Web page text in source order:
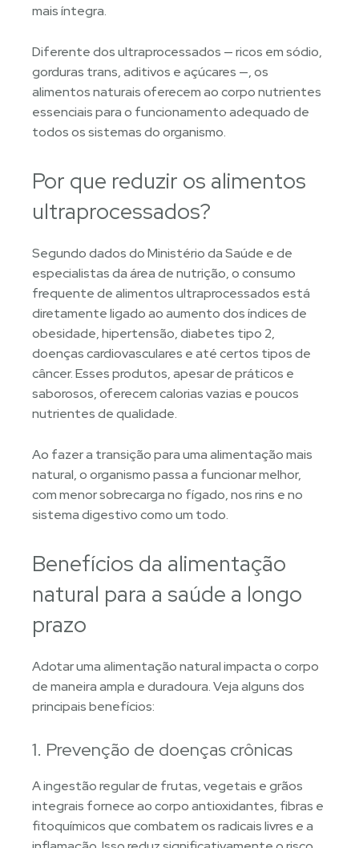
mais íntegra.
Diferente dos ultraprocessados — ricos em sódio,
gorduras trans, aditivos e açúcares —, os
alimentos naturais oferecem ao corpo nutrientes
essenciais para o funcionamento adequado de
todos os sistemas do organismo.
Por que reduzir os alimentos
ultraprocessados?
Segundo dados do Ministério da Saúde e de
especialistas da área de nutrição, o consumo
frequente de alimentos ultraprocessados está
diretamente ligado ao aumento dos índices de
obesidade, hipertensão, diabetes tipo 2,
doenças cardiovasculares e até certos tipos de
câncer. Esses produtos, apesar de práticos e
saborosos, oferecem calorias vazias e poucos
nutrientes de qualidade.
Ao fazer a transição para uma alimentação mais
natural, o organismo passa a funcionar melhor,
com menor sobrecarga no fígado, nos rins e no
sistema digestivo como um todo.
Benefícios da alimentação
natural para a saúde a longo
prazo
Adotar uma alimentação natural impacta o corpo
de maneira ampla e duradoura. Veja alguns dos
principais benefícios:
1. Prevenção de doenças crônicas
A ingestão regular de frutas, vegetais e grãos
integrais fornece ao corpo antioxidantes, fibras e
fitoquímicos que combatem os radicais livres e a